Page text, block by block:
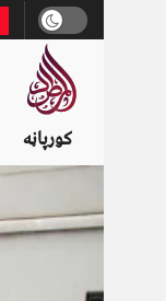
کورپاڼه